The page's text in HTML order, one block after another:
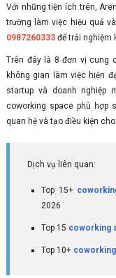
Với những tiện ích trên,
trường làm việc hiệu quả
0987260333để trải nghiệm
Trên đây là 8 đơn vị cung
không gian làm việc hiện
startup và doanh nghiệp
coworking space phù hợp
quan hệ và tạo điều kiện
Dịch vụ liên quan:
Top 15+
2026
Top 15 coworking
Top 10+